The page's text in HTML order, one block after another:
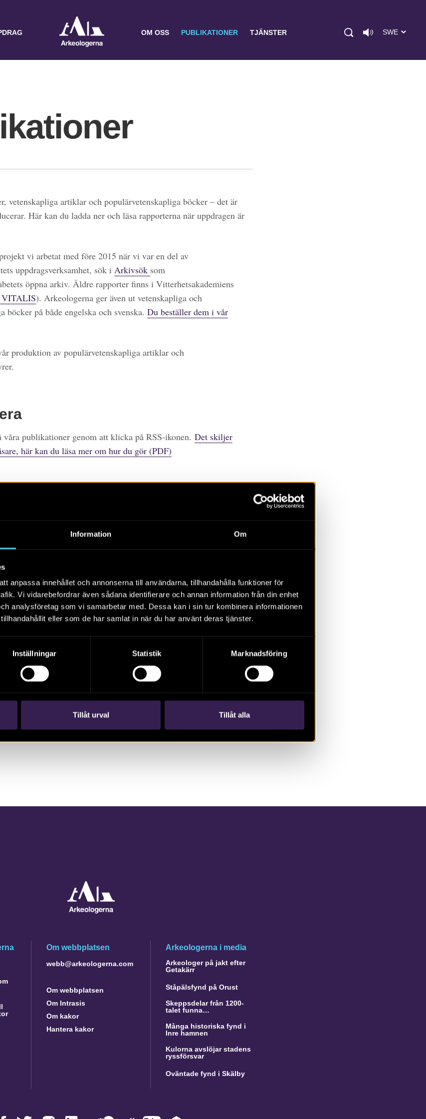
Information Om
anpassa innehållet och annonserna till användarna, tillhandahålla funktioner för
Vi vidarebefordrar även sådana identifierare och annan information från din enhet
analysföretag som vi samarbetar med. Dessa kan i sin tur kombinera informationen
eller som de har samlat in när du har använt deras tjänster.
Inställningar Statistik Marknadsföring
Tillåt urval Tillåt alla
OM OSS PUBLIKATIONER TJÄNSTER SWE
vetenskapliga artiklar och populärvetenskapliga böcker – det är
Här kan du ladda ner och läsa rapporterna när uppdragen är
vi arbetat med före 2015 när vi var en del av
uppdragsverksamhet, sök i Arkivsök som
öppna arkiv. Äldre rapporter finns i Vitterhetsakademiens
VITALIS). Arkeologerna ger även ut vetenskapliga och
böcker på både engelska och svenska. Du beställer dem i vår
produktion av populärvetenskapliga artiklar och
våra publikationer genom att klicka på RSS-ikonen. Det skiljer
här kan du läsa mer om hur du gör (PDF)
2026 2022
Om webbplatsen
webb@arkeologerna.com
Om webbplatsen
Om Intrasis
Om kakor
Hantera kakor
Arkeologerna i media
Arkeologer på jakt efter
Getakärr
Ståpälsfynd på Orust
Skeppsdelar från 1200-
talet funna…
Många historiska fynd i
Inre hamnen
Kulorna avslöjar stadens
ryssförsvar
Oväntade fynd i Skälby